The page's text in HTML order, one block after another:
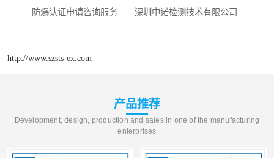
防爆认证申请咨询服务——深圳中诺检测技术有限公司
http://www.szsts-ex.com
产品推荐
Development, design, production and sales in one of the manufacturing
enterprises